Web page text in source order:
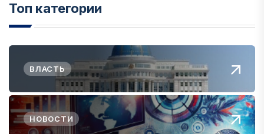
Топ категории
ВЛАСТЬ
НОВОСТИ